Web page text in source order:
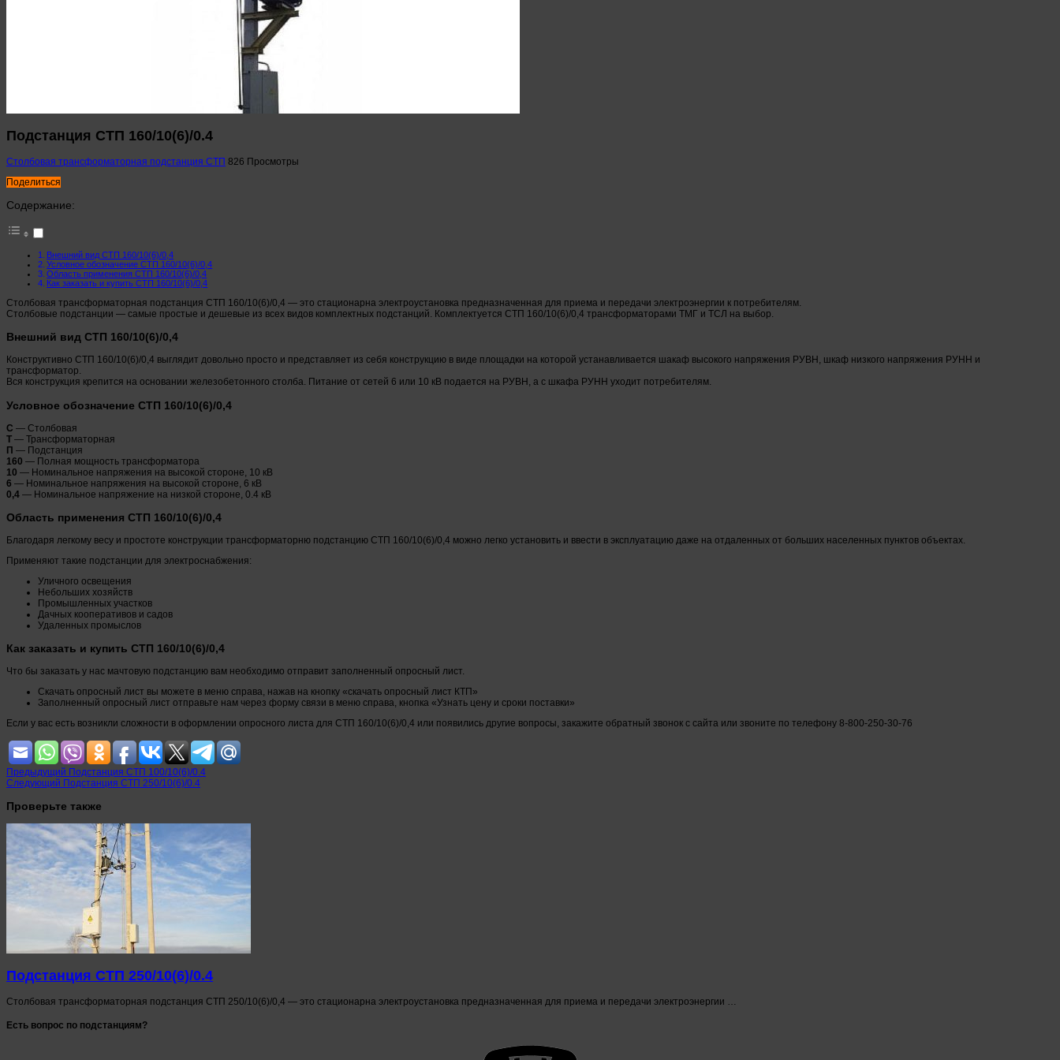
Подстанция СТП 160/10(6)/0.4
Столбовая трансформаторная подстанция СТП 826 Просмотры
Поделиться
Содержание:
Внешний вид СТП 160/10(6)/0,4
Условное обозначение СТП 160/10(6)/0,4
Область применения СТП 160/10(6)/0,4
Как заказать и купить СТП 160/10(6)/0,4
Столбовая трансформаторная подстанция СТП 160/10(6)/0,4 — это стационарна электроустановка предназначенная для приема и передачи электроэнергии к потребителям.
Столбовые подстанции — самые простые и дешевые из всех видов комплектных подстанций. Комплектуется СТП 160/10(6)/0,4 трансформаторами ТМГ и ТСЛ на выбор.
Внешний вид СТП 160/10(6)/0,4
Конструктивно СТП 160/10(6)/0,4 выглядит довольно просто и представляет из себя конструкцию в виде площадки на которой устанавливается шакаф высокого напряжения РУВН, шкаф низкого напряжения РУНН и
трансформатор.
Вся конструкция крепится на основании железобетонного столба. Питание от сетей 6 или 10 кВ подается на РУВН, а с шкафа РУНН уходит потребителям.
Условное обозначение СТП 160/10(6)/0,4
С — Столбовая
Т — Трансформаторная
П — Подстанция
160 — Полная мощность трансформатора
10 — Номинальное напряжения на высокой стороне, 10 кВ
6 — Номинальное напряжения на высокой стороне, 6 кВ
0,4 — Номинальное напряжение на низкой стороне, 0.4 кВ
Область применения СТП 160/10(6)/0,4
Благодаря легкому весу и простоте конструкции трансформаторню подстанцию СТП 160/10(6)/0,4 можно легко установить и ввести в эксплуатацию даже на отдаленных от больших населенных пунктов объектах.
Применяют такие подстанции для электроснабжения:
Уличного освещения
Небольших хозяйств
Промышленных участков
Дачных кооперативов и садов
Удаленных промыслов
Как заказать и купить СТП 160/10(6)/0,4
Что бы заказать у нас мачтовую подстанцию вам необходимо отправит заполненный опросный лист.
Скачать опросный лист вы можете в меню справа, нажав на кнопку «скачать опросный лист КТП»
Заполненный опросный лист отправьте нам через форму связи в меню справа, кнопка «Узнать цену и сроки поставки»
Если у вас есть возникли сложности в оформлении опросного листа для СТП 160/10(6)/0,4 или появились другие вопросы, закажите обратный звонок с сайта или звоните по телефону 8-800-250-30-76
Предыдущий Подстанция СТП 100/10(6)/0.4
Следующий Подстанция СТП 250/10(6)/0.4
Проверьте также
Подстанция СТП 250/10(6)/0.4
Столбовая трансформаторная подстанция СТП 250/10(6)/0,4 — это стационарна электроустановка предназначенная для приема и передачи электроэнергии …
Есть вопрос по подстанциям?